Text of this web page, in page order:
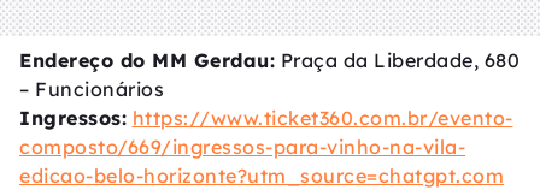
Endereço do MM Gerdau: Praça da Liberdade, 680
– Funcionários
Ingressos: https://www.ticket360.com.br/evento-
composto/669/ingressos-para-vinho-na-vila-
edicao-belo-horizonte?utm_source=chatgpt.com